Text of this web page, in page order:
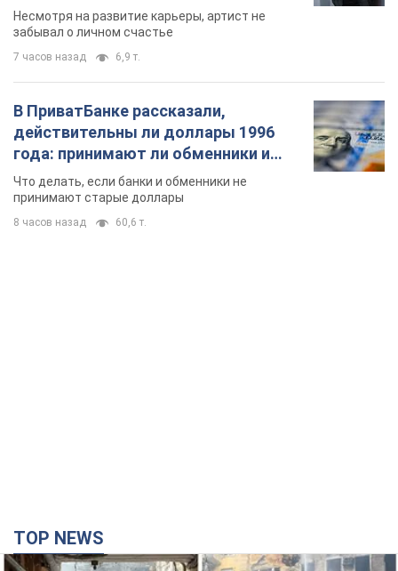
Несмотря на развитие карьеры, артист не
забывал о личном счастье
7 часов назад 6,9 т.
В ПриватБанке рассказали,
действительны ли доллары 1996
года: принимают ли обменники и
банки такие купюры
Что делать, если банки и обменники не
принимают старые доллары
8 часов назад 60,6 т.
TOP NEWS